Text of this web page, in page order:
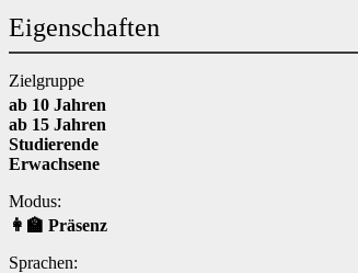
Eigenschaften
Zielgruppe
ab 10 Jahren
ab 15 Jahren
Studierende
Erwachsene
Modus:
👩‍🏫 Präsenz
Sprachen: